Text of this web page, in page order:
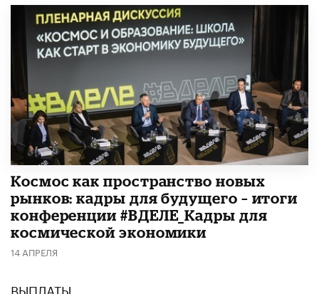
Космос как пространство новых
рынков: кадры для будущего – итоги
конференции #ВДЕЛЕ_Кадры для
космической экономики
14 АПРЕЛЯ
ВЫПЛАТЫ